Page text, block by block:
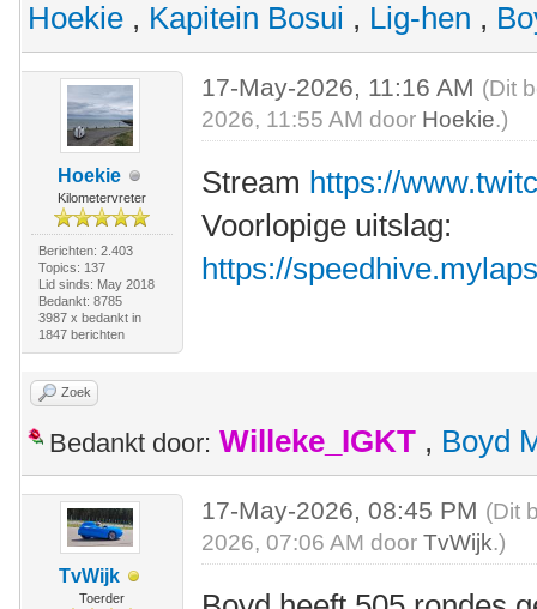
Hoekie , Kapitein Bosui , Lig-hen ,
Hoekie
Kilometervreter
Berichten: 2.403
Topics: 137
Lid sinds: May 2018
Bedankt: 8785
3987 x bedankt in
1847 berichten
17-May-2026, 11:16 AM (Dit
2026, 11:55 AM door Hoekie.)
Stream https://
Voorlopige uitslag:
https://
Zoek
Bedankt door: Willeke_IGKT , Boyd
TvWijk
Toerder
17-May-2026, 08:45 PM (Dit
2026, 07:06 AM doorTvWijk.)